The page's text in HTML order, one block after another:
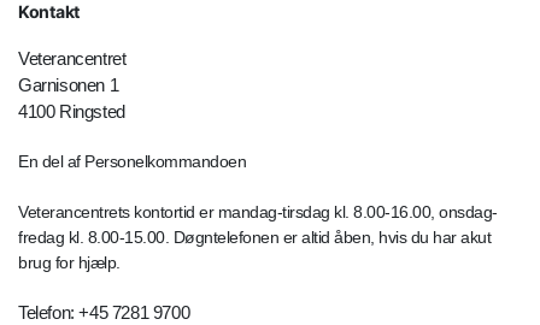
Kontakt
Veterancentret
Garnisonen 1
4100 Ringsted
En del af Personelkommandoen
Veterancentrets kontortid er mandag-tirsdag kl. 8.00-16.00, onsdag-
fredag kl. 8.00-15.00. Døgntelefonen er altid åben, hvis du har akut
brug for hjælp.
Telefon: +45 7281 9700